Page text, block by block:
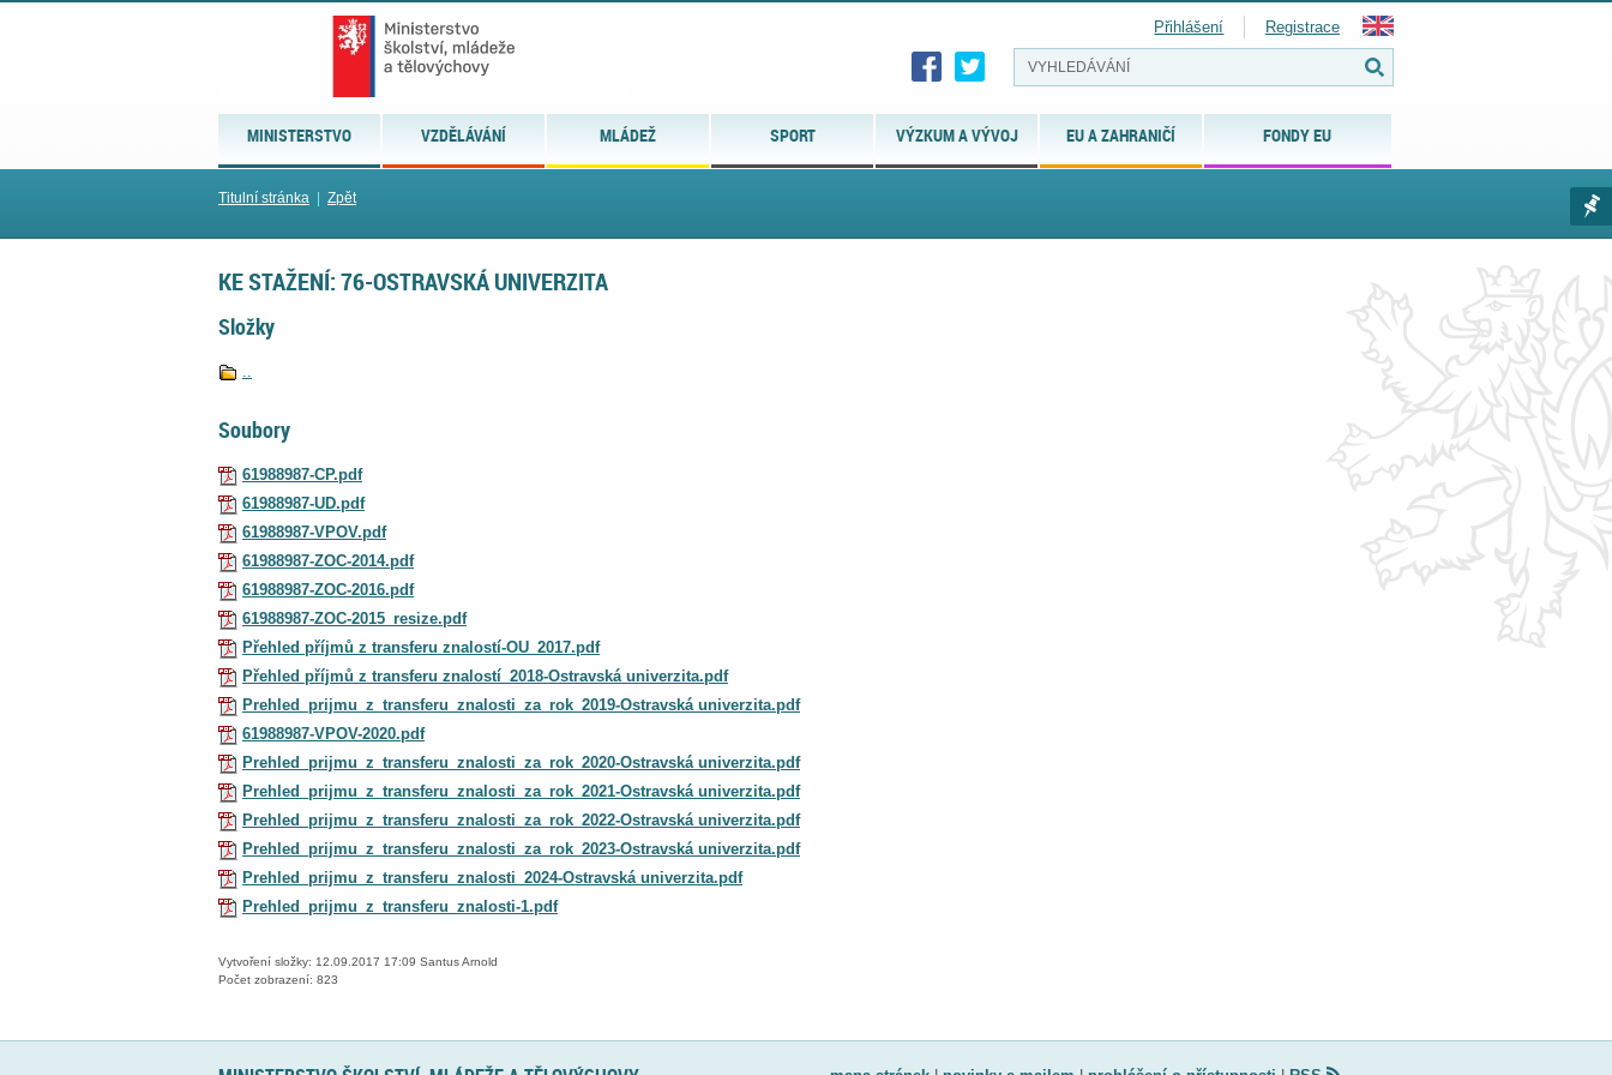
MINISTERSTVO VZDĚLÁVÁNÍ MLÁDEŽ SPORT VÝZKUM A VÝVOJ EU A ZAHRANIČÍ FONDY EU
Přihlášení Registrace
Titulní stránka Zpět
KE STAŽENÍ: 76-OSTRAVSKÁ UNIVERZITA
Složky
..
Soubory
61988987-CP.pdf
61988987-UD.pdf
61988987-VPOV.pdf
61988987-ZOC-2014.pdf
61988987-ZOC-2016.pdf
61988987-ZOC-2015_resize.pdf
Přehled příjmů z transferu znalostí-OU_2017.pdf
Přehled příjmů z transferu znalostí_2018-Ostravská univerzita.pdf
Prehled_prijmu_z_transferu_znalosti_za_rok_2019-Ostravská univerzita.pdf
61988987-VPOV-2020.pdf
Prehled_prijmu_z_transferu_znalosti_za_rok_2020-Ostravská univerzita.pdf
Prehled_prijmu_z_transferu_znalosti_za_rok_2021-Ostravská univerzita.pdf
Prehled_prijmu_z_transferu_znalosti_za_rok_2022-Ostravská univerzita.pdf
Prehled_prijmu_z_transferu_znalosti_za_rok_2023-Ostravská univerzita.pdf
Prehled_prijmu_z_transferu_znalosti_2024-Ostravská univerzita.pdf
Prehled_prijmu_z_transferu_znalosti-1.pdf
Vytvoření složky: 12.09.2017 17:09 Santus Arnold
Počet zobrazení: 823